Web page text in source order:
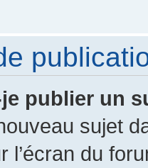
publier un
sujet
l’écran du